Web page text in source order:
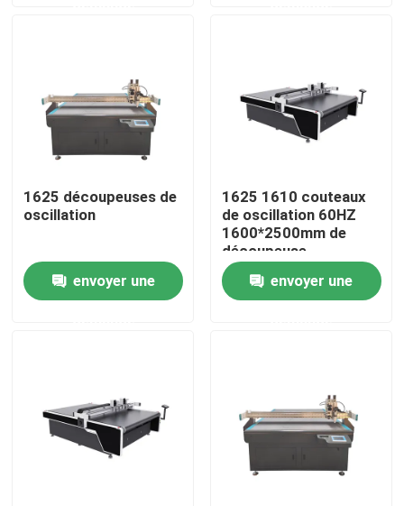
Vidéos
A propos de nous
Visite d'usine
Contrôle de la qualité
Découpeuse de laser de CO2
1625 découpeuses de
oscillation
envoyer une
1625 1610 couteaux
de oscillation 60HZ
1600*2500mm de
découpeuse
envoyer une